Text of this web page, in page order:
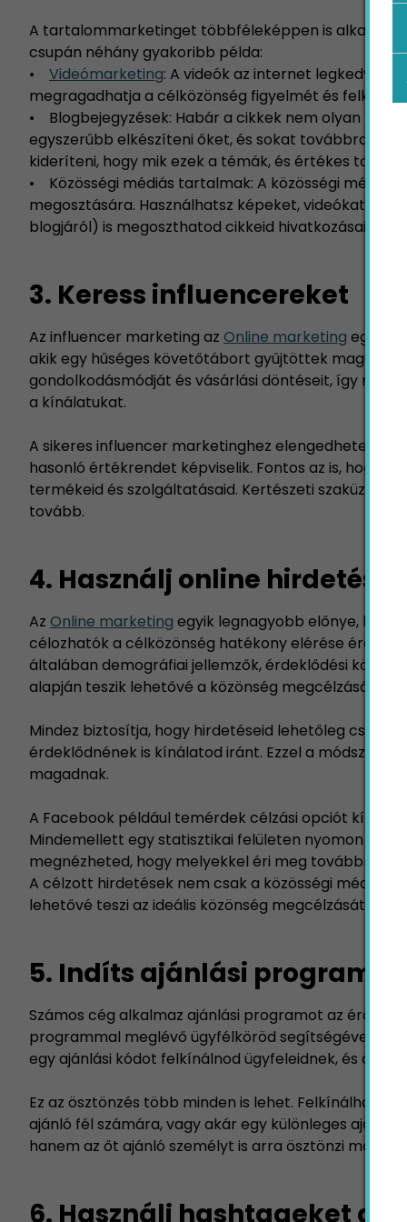
A tartalommarketinget többféleképpen is
csupán néhány gyakoribb példa:
• Videómarketing: A videók az internet
megragadhatja a célközönség figyelmét és
• Blogbejegyzések: Habár a cikkek nem olyan
egyszerűbb elkészíteni őket, és sokat továbbra is
kideríteni, hogy mik ezek a témák, és értékes
• Közösségi médiás tartalmak: A közösségi média
megosztására. Használhatsz képeket, videókat és
blogjáról) is megoszthatod cikkeid hivatkozásait,
3. Keress influencereket
Az influencer marketing az Online marketing egyik
akik egy hűséges követőtábort gyűjtöttek maguk
gondolkodásmódját és vásárlási döntéseit, így nem
a kínálatukat.
A sikeres influencer marketinghez elengedhetetlen,
hasonló értékrendet képviselik. Fontos az is, hogy
termékeid és szolgáltatásaid. Kertészeti
tovább.
4. Használj online
Az Online marketing egyik legnagyobb előnye, hogy
célozhatók a célközönség hatékony elérése
általában demográfiai jellemzők, érdeklődési körök,
alapján teszik lehetővé a közönség megcélzását.
Mindez biztosítja, hogy hirdetéseid lehetőleg csak
érdeklődnének is kínálatod iránt. Ezzel a
magadnak.
A Facebook például temérdek célzási opciót kínál,
Mindemellett egy statisztikai felületen nyomon is
megnézheted, hogy melyekkel éri meg továbbra is
A célzott hirdetések nem csak a közösségi médián
lehetővé teszi az ideális közönség megcélzását.
5. Indíts ajánlási programot
Számos cég alkalmaz ajánlási programot az
programmal meglévő ügyfélköröd segítségével
egy ajánlási kódot felkínálnod ügyfeleidnek, és arra
Ez az ösztönzés több minden is lehet. Felkínálhatsz
ajánló fél számára, vagy akár egy különleges
hanem az őt ajánló személyt is arra ösztönzi majd,
6. Használj hashtageket a